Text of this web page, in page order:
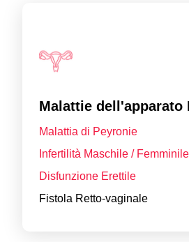
Malattie dell'apparato
Malattia di Peyronie
Infertilità Maschile / Femminile
Disfunzione Erettile
Fistola Retto-vaginale